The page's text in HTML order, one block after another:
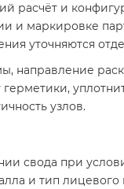
расчёт и
и маркировке
уточняются
узлов.
свода при
и тип лицевого